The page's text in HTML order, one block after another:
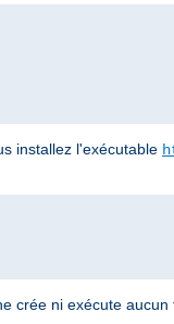
installez l'exécutable
crée ni exécute